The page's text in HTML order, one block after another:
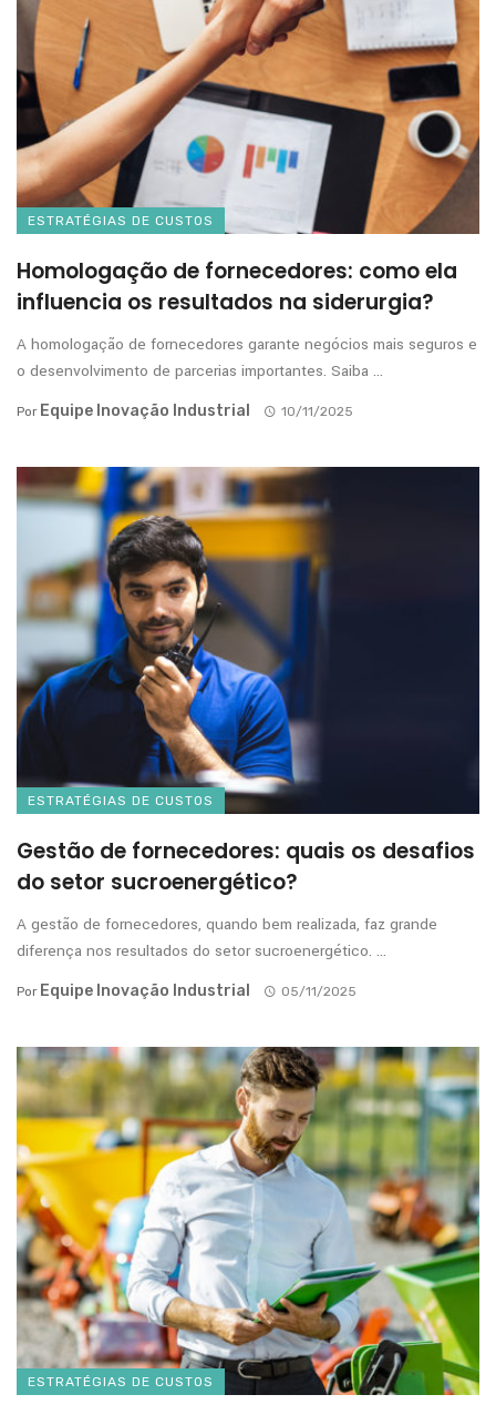
ESTRATÉGIAS DE CUSTOS
Homologação de fornecedores: como ela
influencia os resultados na siderurgia?
A homologação de fornecedores garante negócios mais seguros e
o desenvolvimento de parcerias importantes. Saiba ...
Por Equipe Inovação Industrial 10/11/2025
ESTRATÉGIAS DE CUSTOS
Gestão de fornecedores: quais os desafios
do setor sucroenergético?
A gestão de fornecedores, quando bem realizada, faz grande
diferença nos resultados do setor sucroenergético. ...
Por Equipe Inovação Industrial 05/11/2025
ESTRATÉGIAS DE CUSTOS